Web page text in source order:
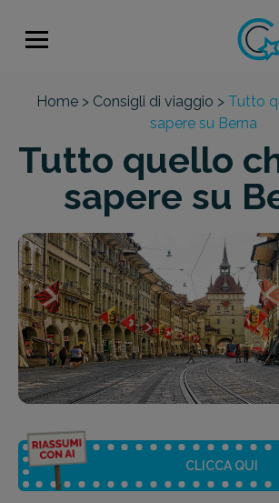
Home > Consigli di viaggio > Tutto
sapere su Berna
Tutto quello
sapere su
CLICCA QUI